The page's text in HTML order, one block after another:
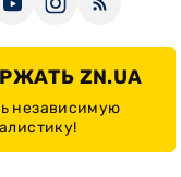
ZN.UA
независимую